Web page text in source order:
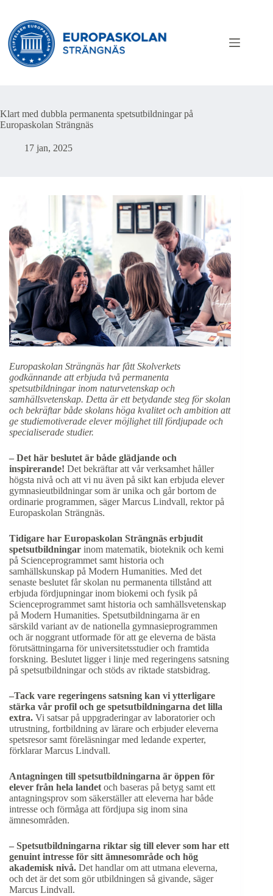
innehåll
Klart med dubbla permanenta spetsutbildningar på
Europaskolan Strängnäs
17 jan, 2025
Europaskolan Strängnäs har fått Skolverkets
godkännande att erbjuda två permanenta
spetsutbildningar inom naturvetenskap och
samhällsvetenskap. Detta är ett betydande steg för skolan
och bekräftar både skolans höga kvalitet och ambition att
ge studiemotiverade elever möjlighet till fördjupade och
specialiserade studier.
– Det här beslutet är både glädjande och
inspirerande! Det bekräftar att vår verksamhet håller
högsta nivå och att vi nu även på sikt kan erbjuda elever
gymnasieutbildningar som är unika och går bortom de
ordinarie programmen, säger Marcus Lindvall, rektor på
Europaskolan Strängnäs.
Tidigare har Europaskolan Strängnäs erbjudit
spetsutbildningar inom matematik, bioteknik och kemi
på Scienceprogrammet samt historia och
samhällskunskap på Modern Humanities. Med det
senaste beslutet får skolan nu permanenta tillstånd att
erbjuda fördjupningar inom biokemi och fysik på
Scienceprogrammet samt historia och samhällsvetenskap
på Modern Humanities. Spetsutbildningarna är en
särskild variant av de nationella gymnasieprogrammen
och är noggrant utformade för att ge eleverna de bästa
förutsättningarna för universitetsstudier och framtida
forskning. Beslutet ligger i linje med regeringens satsning
på spetsutbildningar och stöds av riktade statsbidrag.
–Tack vare regeringens satsning kan vi ytterligare
stärka vår profil och ge spetsutbildningarna det lilla
extra. Vi satsar på uppgraderingar av laboratorier och
utrustning, fortbildning av lärare och erbjuder eleverna
spetsresor samt föreläsningar med ledande experter,
förklarar Marcus Lindvall.
Antagningen till spetsutbildningarna är öppen för
elever från hela landet och baseras på betyg samt ett
antagningsprov som säkerställer att eleverna har både
intresse och förmåga att fördjupa sig inom sina
ämnesområden.
– Spetsutbildningarna riktar sig till elever som har ett
genuint intresse för sitt ämnesområde och hög
akademisk nivå. Det handlar om att utmana eleverna,
och det är det som gör utbildningen så givande, säger
Marcus Lindvall.